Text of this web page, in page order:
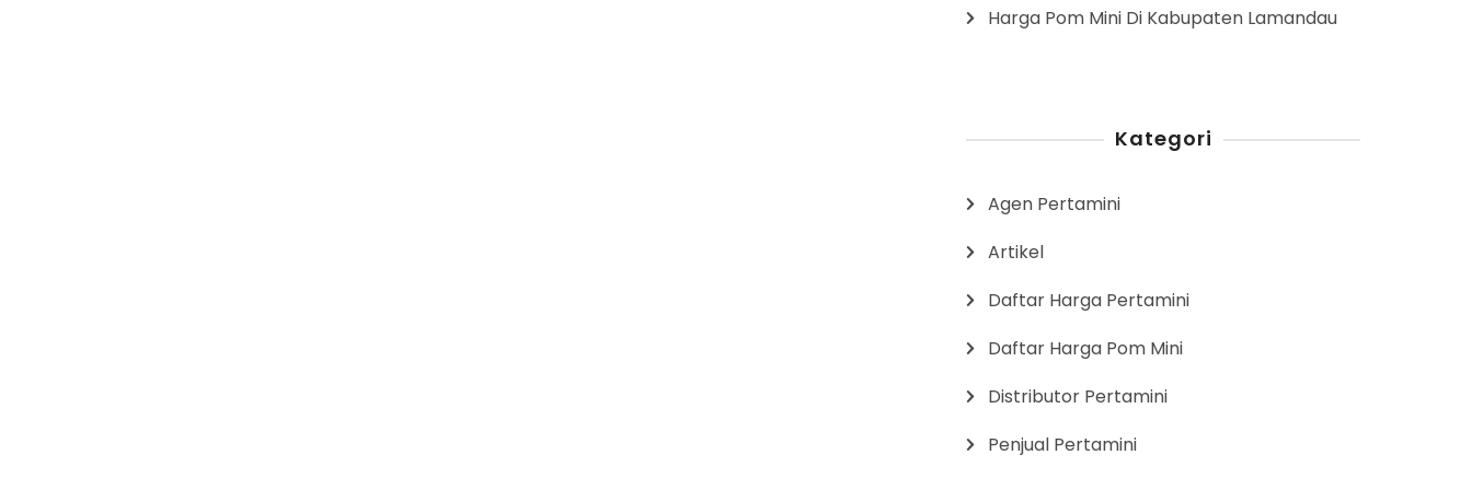
Harga Pom Mini Di Kabupaten Lamandau
Kategori
Agen Pertamini
Artikel
Daftar Harga Pertamini
Daftar Harga Pom Mini
Distributor Pertamini
Penjual Pertamini